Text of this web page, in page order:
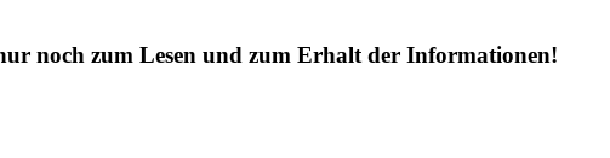
noch zum Lesen und zum Erhalt der Informationen!